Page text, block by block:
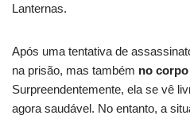
Lanternas.
Após uma tentativa de
na prisão, mas também no
Surpreendentemente, ela se vê
agora saudável. No entanto, a